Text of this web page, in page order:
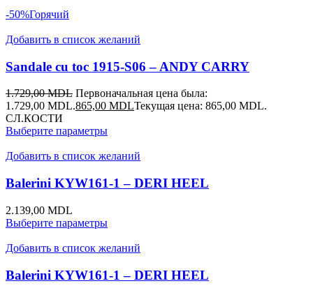
-50%Горячий
Добавить в список желаний
Sandale cu toc 1915-S06 – ANDY CARRY
1.729,00MDL Первоначальная цена была:
1.729,00 MDL.865,00 MDLТекущая цена: 865,00 MDL.
СЛ.КОСТИ
Выберите параметры
Добавить в список желаний
Balerini KYW161-1 – DERI HEEL
2.139,00 MDL
Выберите параметры
Добавить в список желаний
Balerini KYW161-1 – DERI HEEL